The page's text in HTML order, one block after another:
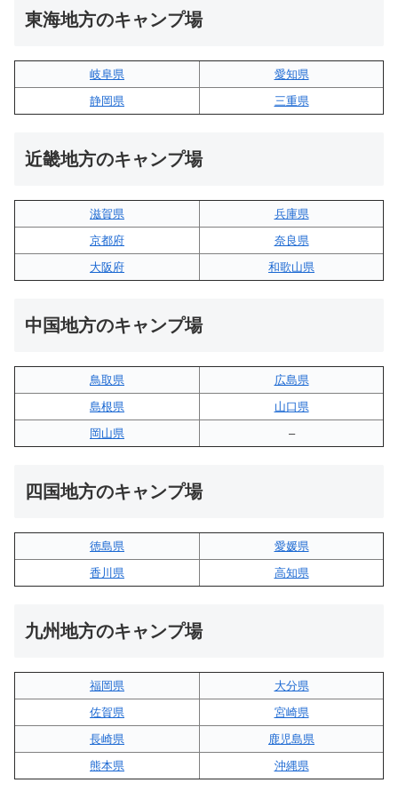
東海地方のキャンプ場
岐阜県
愛知県
静岡県
三重県
近畿地方のキャンプ場
滋賀県
兵庫県
京都府
奈良県
大阪府
和歌山県
中国地方のキャンプ場
鳥取県
広島県
島根県
山口県
岡山県
–
四国地方のキャンプ場
徳島県
愛媛県
香川県
高知県
九州地方のキャンプ場
福岡県
大分県
佐賀県
宮崎県
長崎県
鹿児島県
熊本県
沖縄県